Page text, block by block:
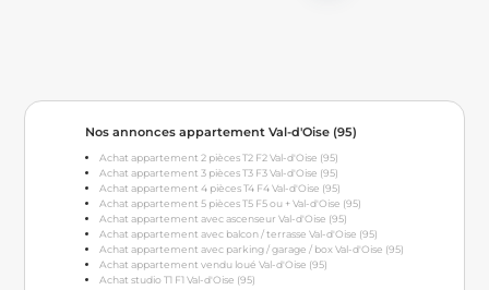
Nos annonces appartement Val-d'Oise (95)
Achat appartement 2 pièces T2 F2 Val-d'Oise (95)
Achat appartement 3 pièces T3 F3 Val-d'Oise (95)
Achat appartement 4 pièces T4 F4 Val-d'Oise (95)
Achat appartement 5 pièces T5 F5 ou + Val-d'Oise (95)
Achat appartement avec ascenseur Val-d'Oise (95)
Achat appartement avec balcon / terrasse Val-d'Oise (95)
Achat appartement avec parking / garage / box Val-d'Oise (95)
Achat appartement vendu loué Val-d'Oise (95)
Achat studio T1 F1 Val-d'Oise (95)